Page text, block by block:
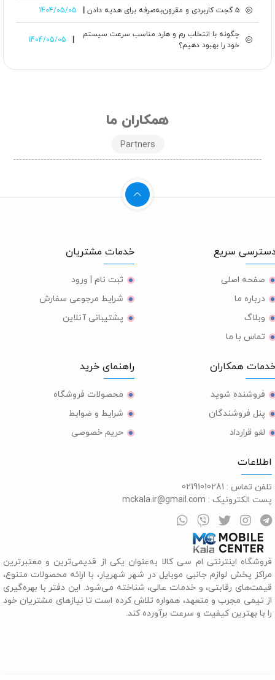
|
1404/05/05
چگونه با انتخاب رم و هارد مناسب سرعت سیستم
خود را بهبود دهیم؟
1404/05/05
همکاران ما
Partners
سریع
صفحه اصلی
درباره ما
وبلاگ
تماس با ما
خدمات مشتریان
ثبت نام | ورود
شرایط مرجوعی سفارش
پشتیبانی آنلاین
همکاران
فروشنده شوید
پنل فروشندگان
لغو قرارداد
راهنمای خرید
محصولات فروشگاه
شرایط و ضوابط
حریم خصوصی
تماس : 02191010281
الکترونیک : mckala.ir@gmail.com
اینترنتی ام سی کالا به‌عنوان یکی از قدیمی‌ترین و معتبرترین
پخش لوازم جانبی موبایل در شهر شهریار، با ارائه محصولات متنوع،
رقابتی، و خدمات عالی، شناخته می‌شود. این دفتر با بهره‌گیری
تیمی مجرب و متعهد، همواره تلاش کرده است تا نیازهای مشتریان خود
با بهترین کیفیت و سرعت برآورده کند.